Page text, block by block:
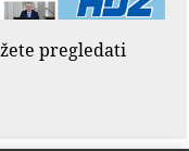
pregledati